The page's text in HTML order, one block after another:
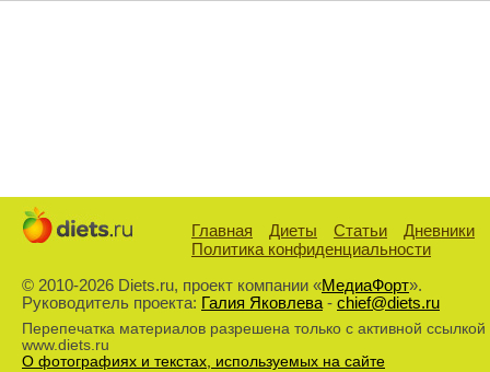
Главная Диеты Статьи
Дневники
Политика конфиденциальности
© 2010-2026 Diets.ru, проект компании «МедиаФорт».
Руководитель проекта: Галия Яковлева- chief@diets.ru
Перепечатка материалов разрешена только с активной ссылкой
www.diets.ru
О фотографиях и текстах, используемых на сайте